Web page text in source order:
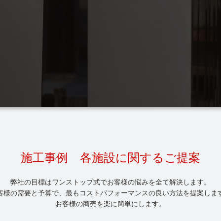
施工事例 各施設に関するご提案
弊社の目標はワンストップ式でお客様の悩みを全て解決します。
様の需要と予算で、最もコストパフォーマンスの良い方法を提案しま
お客様の商売を楽に簡単にします。